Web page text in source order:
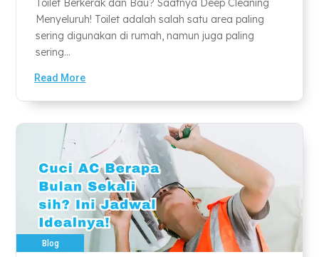
Toilet Berkerak dan Bau? Saatnya Deep Cleaning
Menyeluruh! Toilet adalah salah satu area paling
sering digunakan di rumah, namun juga paling
sering...
Read More
Blog